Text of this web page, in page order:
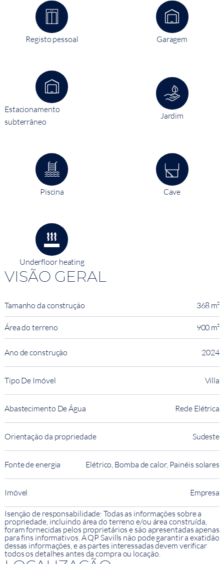
Registo pessoal Garagem
Estacionamento
subterrâneo
Jardim
Piscina Cave
Underfloor heating
VISÃO GERAL
Tamanho da construção 368 m²
Área do terreno 900 m²
Ano de construção 2024
Tipo De Imóvel Villa
Abastecimento De Água Rede Elétrica
Orientação da propriedade Sudeste
Fonte de energia Elétrico, Bomba de calor, Painéis solares
Imóvel Empresa
Isenção de responsabilidade: Todas as informações sobre a
propriedade, incluindo área do terreno e/ou área construída,
foram fornecidas pelos proprietários e são apresentadas apenas
para fins informativos. A QP Savills não pode garantir a exatidão
dessas informações, e as partes interessadas devem verificar
todos os detalhes antes da compra ou locação.